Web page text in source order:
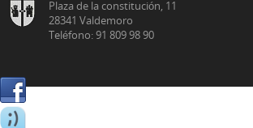
Plaza de la constitución, 11
28341 Valdemoro
Teléfono: 91 809 98 90